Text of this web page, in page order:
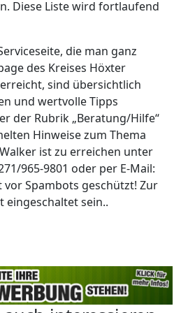
Diese Liste wird fortlaufend
die man ganz
des Kreises Höxter
sind übersichtlich
und wertvolle Tipps
der Rubrik „Beratung/Hilfe“
Hinweise zum Thema
ist zu erreichen unter
965-9801 oder per E-Mail:
vor Spambots geschützt! Zur
eingeschaltet sein..